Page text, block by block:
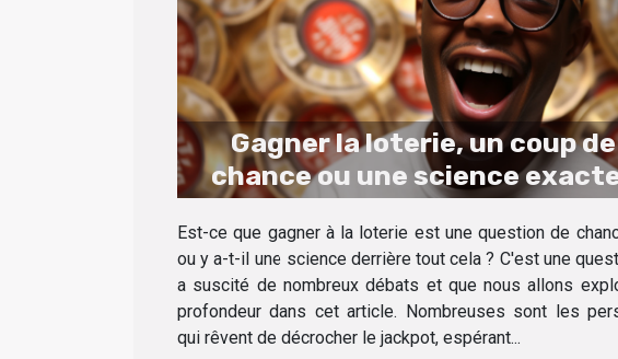
Gagner la loterie, un coup de
chance ou une science
Est-ce que gagner à la loterie est une question de
ou y a-t-il une science derrière tout cela ? C'est une
a suscité de nombreux débats et que nous allons
profondeur dans cet article. Nombreuses sont les
qui rêvent de décrocher le jackpot, espérant...